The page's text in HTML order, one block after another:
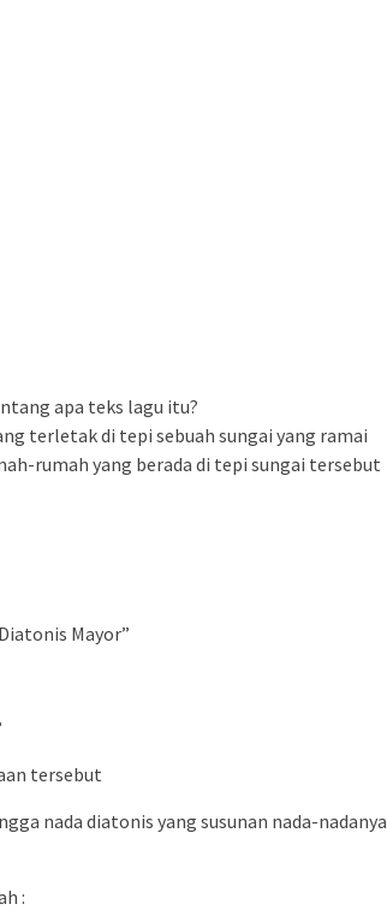
apa teks lagu itu?
terletak di tepi sebuah sungai yang ramai
rumah yang berada di tepi sungai tersebut
Mayor”
tersebut
nada diatonis yang susunan nada-nadanya
: